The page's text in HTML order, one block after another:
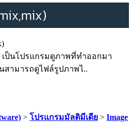
เป็นโปรแกรมดูภาพที่ทำออกมา
สามารถดูไฟล์รูปภาพไ..
> โปรแกรมมัลติมีเดีย > Image